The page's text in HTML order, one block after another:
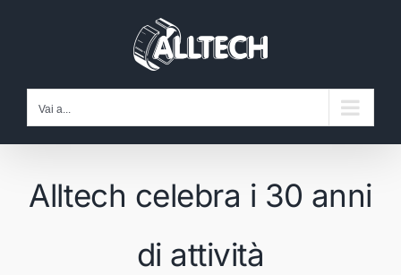
Vai a...
Alltech celebra i 30 anni
di attività